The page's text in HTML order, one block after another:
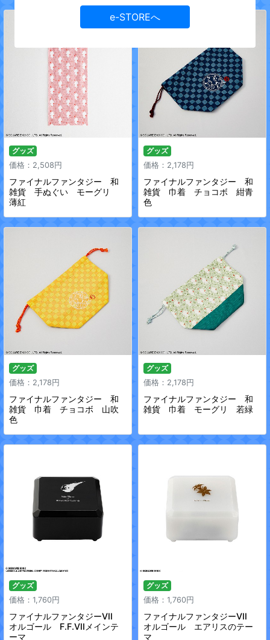
e-STOREへ
グッズ
価格：2,508円
ファイナルファンタジー 和
雑貨 手ぬぐい モーグリ
薄紅
グッズ
価格：2,178円
ファイナルファンタジー 和
雑貨 巾着 チョコボ 紺青
色
グッズ
価格：2,178円
ファイナルファンタジー 和
雑貨 巾着 チョコボ 山吹
色
グッズ
価格：2,178円
ファイナルファンタジー 和
雑貨 巾着 モーグリ 若緑
グッズ
価格：1,760円
ファイナルファンタジーVII
オルゴール F.F.VIIメインテ
ーマ
グッズ
価格：1,760円
ファイナルファンタジーVII
オルゴール エアリスのテー
マ